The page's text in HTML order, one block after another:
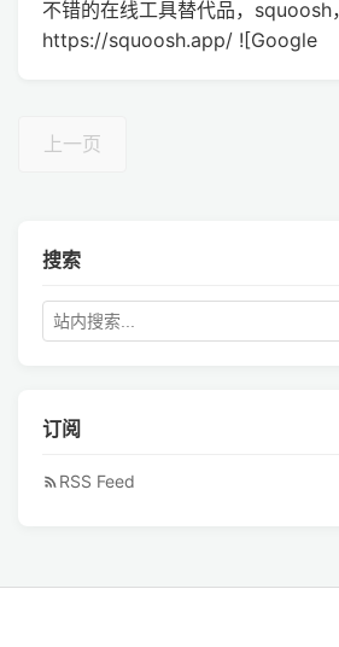
不错的在线工具替代品，squoosh
https://squoosh.app/ ![Google
上一页
搜索
订阅
RSS Feed